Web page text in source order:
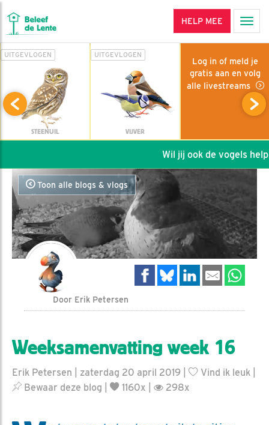
HELP MEE
UITGEVLOGEN
STEENUIL
UITGEVLOGEN
VIJVER
Log in of meld je
gratis aan en volg
alle livestreams
Wil jij ook de vogels
Toon alle blogs & vlogs
Door Erik Petersen
Weeksamenvatting week 16
Erik Petersen | zaterdag 20 april 2019 | Vind ik leuk
Bewaar deze blog
1160x | 298x